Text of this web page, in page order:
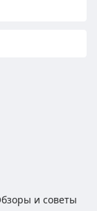
и советы